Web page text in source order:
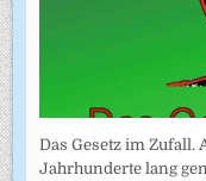
Das Gesetz im Zufall.
Jahrhunderte lang